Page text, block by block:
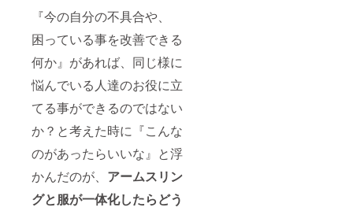
『今の自分の不具合や、
困っている事を改善できる
何か』があれば、同じ様に
悩んでいる人達のお役に立
てる事ができるのではない
か？と考えた時に『こんな
のがあったらいいな』と浮
かんだのが、 アームスリン
グと服が一体化したらどう